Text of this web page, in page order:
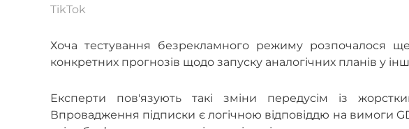
TikTok
Хоча тестування безрекламного режиму розпочалося
конкретних прогнозів щодо запуску аналогічних планів у
Експерти пов'язують такі зміни передусім із
Впровадження підписки є логічною відповіддю на вимоги